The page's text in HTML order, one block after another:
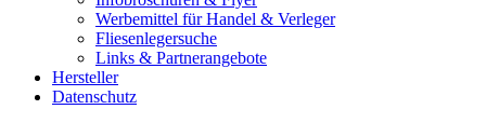
Werbemittel für Handel & Verleger
Fliesenlegersuche
Links & Partnerangebote
Hersteller
Datenschutz